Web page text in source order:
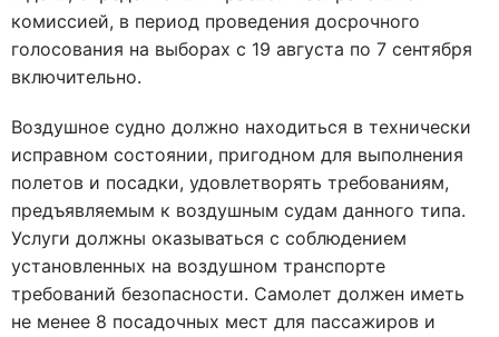
комиссией, в период проведения досрочного
голосования на выборах с 19 августа по 7 сентября
включительно.
Воздушное судно должно находиться в технически
исправном состоянии, пригодном для выполнения
полетов и посадки, удовлетворять требованиям,
предъявляемым к воздушным судам данного типа.
Услуги должны оказываться с соблюдением
установленных на воздушном транспорте
требований безопасности. Самолет должен иметь
не менее 8 посадочных мест для пассажиров и